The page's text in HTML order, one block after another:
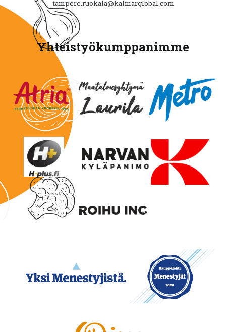
tampere.ruokala@kalmarglobal.com
Yhteistyökumppanimme